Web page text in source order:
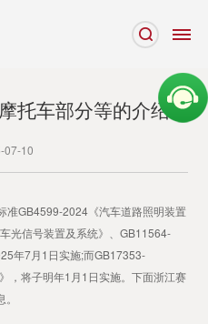
托车部分等的介绍
07-10
GB4599-2024《汽车道路照明装置
光信号装置及系统》、GB11564-
年7月1日实施;而GB17353-
，将子明年1月1日实施。下面浙江赛